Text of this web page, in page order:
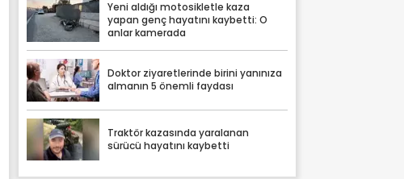
Yeni aldığı motosikletle kaza
yapan genç hayatını kaybetti: O
anlar kamerada
Doktor ziyaretlerinde birini yanınıza
almanın 5 önemli faydası
Traktör kazasında yaralanan
sürücü hayatını kaybetti